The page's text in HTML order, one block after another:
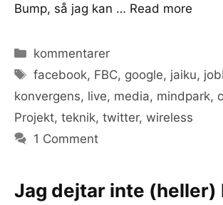
Bump, så jag kan … Read more
Categories
kommentarer
Tags
facebook, FBC, google, jaiku,
konvergens, live, media, mindpark,
Projekt, teknik, twitter, wireless
1 Comment
Jag dejtar inte (heller)